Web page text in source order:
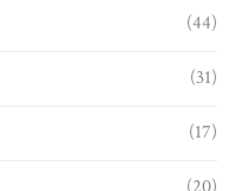
(44)
(31)
(17)